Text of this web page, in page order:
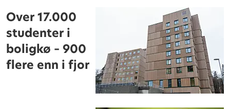
Over 17.000
studenter i
boligkø – 900
flere enn i fjor